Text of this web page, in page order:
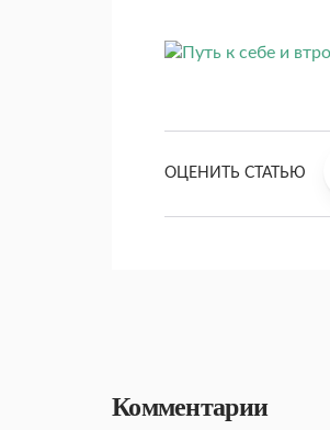
ОЦЕНИТЬ СТАТЬЮ
Комментарии